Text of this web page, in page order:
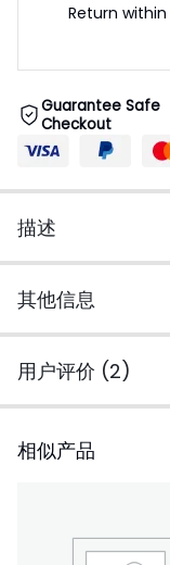
Return within
Guarantee Safe
Checkout
描述
其他信息
用户评价 (2)
相似产品